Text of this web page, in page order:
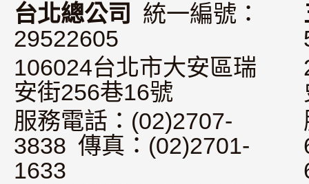
台北總公司
統一編號：
29522605
106024台北市大安區瑞
安街256巷16號
服務電話：(02)2707-
3838 傳真：(02)2701-
1633